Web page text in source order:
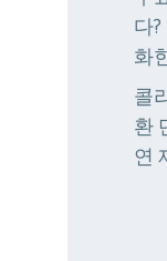
다
화
콜
환
연